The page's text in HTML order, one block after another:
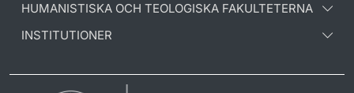
HUMANISTISKA OCH TEOLOGISKA FAKULTETERNA
INSTITUTIONER